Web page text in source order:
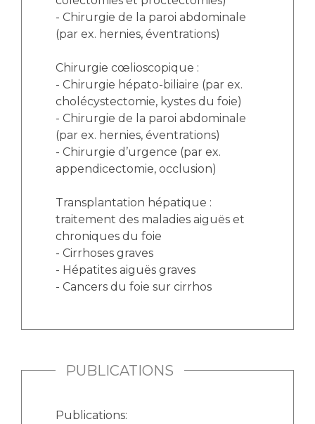
- Chirurgie de la paroi abdominale
(par ex. hernies, éventrations)
Chirurgie cœlioscopique :
- Chirurgie hépato-biliaire (par ex.
cholécystectomie, kystes du foie)
- Chirurgie de la paroi abdominale
(par ex. hernies, éventrations)
- Chirurgie d’urgence (par ex.
appendicectomie, occlusion)
Transplantation hépatique :
traitement des maladies aiguës et
chroniques du foie
- Cirrhoses graves
- Hépatites aiguës graves
- Cancers du foie sur cirrhos
PUBLICATIONS
Publications: